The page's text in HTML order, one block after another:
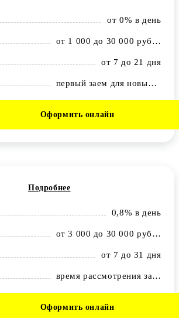
от 0% в день
от 1 000 до 30 000 рублей
от 7 до 21 дня
первый заем для новых клиентов — 0%
Оформить онлайн
Подробнее
0,8% в день
от 3 000 до 30 000 рублей
от 7 до 31 дня
время рассмотрения заявки - 5 минут, 24/7.
Оформить онлайн